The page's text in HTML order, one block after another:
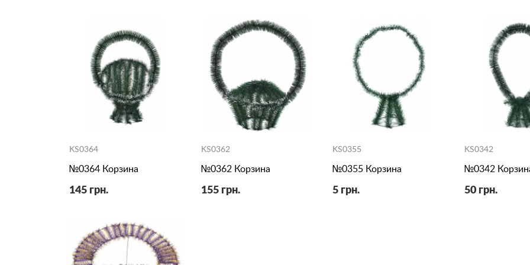
KS0364
№0364 Корзина
145 грн.
KS0362
№0362 Корзина
155 грн.
KS0355
№0355 Корзина
5 грн.
KS0342
№0342
50 грн.